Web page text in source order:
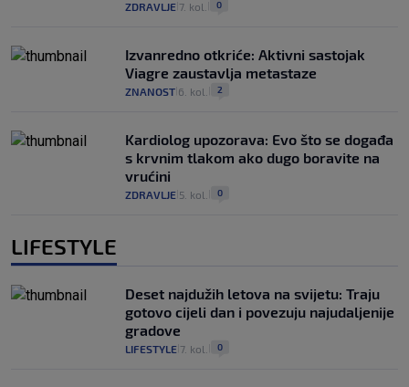
ZDRAVLJE 7. kol. 0
Izvanredno otkriće: Aktivni sastojak
Viagre zaustavlja metastaze
ZNANOST 6. kol. 2
Kardiolog upozorava: Evo što se događa
s krvnim tlakom ako dugo boravite na
vrućini
ZDRAVLJE 5. kol. 0
LIFESTYLE
Deset najdužih letova na svijetu: Traju
gotovo cijeli dan i povezuju najudaljenije
gradove
LIFESTYLE 7. kol. 0